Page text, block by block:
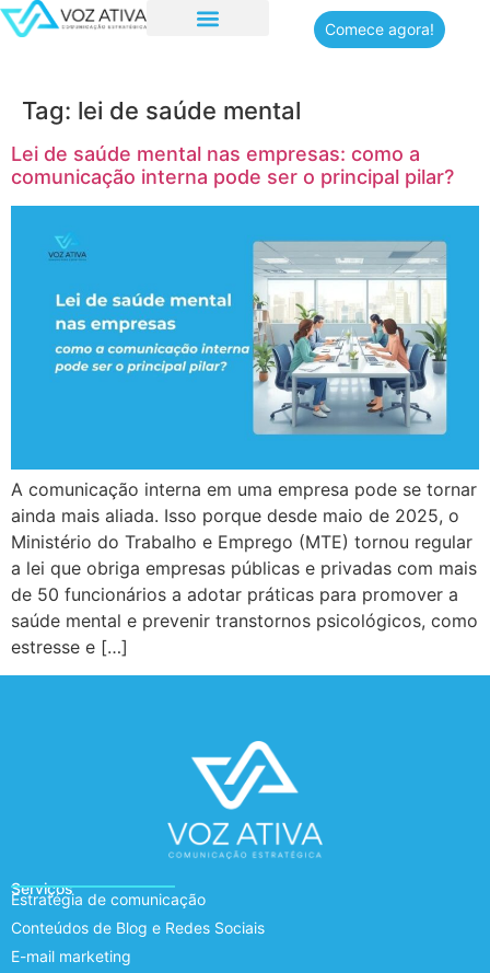
Comece agora!
Tag: lei de saúde mental
Lei de saúde mental nas empresas: como a
comunicação interna pode ser o principal pilar?
A comunicação interna em uma empresa pode se tornar
ainda mais aliada. Isso porque desde maio de 2025, o
Ministério do Trabalho e Emprego (MTE) tornou regular
a lei que obriga empresas públicas e privadas com mais
de 50 funcionários a adotar práticas para promover a
saúde mental e prevenir transtornos psicológicos, como
estresse e […]
Serviços
Estratégia de comunicação
Conteúdos de Blog e Redes Sociais
E-mail marketing